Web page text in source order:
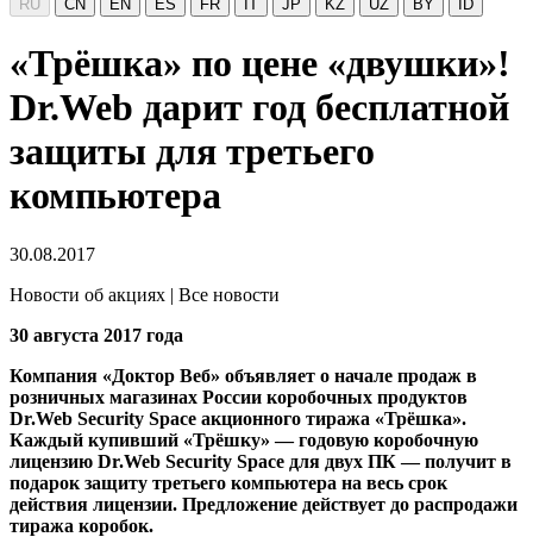
RU CN EN ES FR IT JP KZ UZ BY ID
«Трёшка» по цене «двушки»!
Dr.Web дарит год бесплатной
защиты для третьего
компьютера
30.08.2017
Новости об акциях | Все новости
30 августа 2017 года
Компания «Доктор Веб» объявляет о начале продаж в
розничных магазинах России коробочных продуктов
Dr.Web Security Space акционного тиража «Трёшка».
Каждый купивший «Трёшку» — годовую коробочную
лицензию Dr.Web Security Space для двух ПК — получит в
подарок защиту третьего компьютера на весь срок
действия лицензии. Предложение действует до распродажи
тиража коробок.